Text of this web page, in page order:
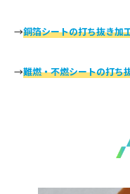
→銅箔シートの打ち抜き加
→難燃・不燃シートの打ち